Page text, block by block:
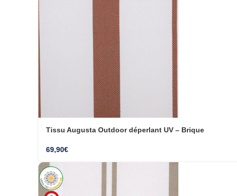
Tissu Augusta Outdoor déperlant UV – Brique
69,90€